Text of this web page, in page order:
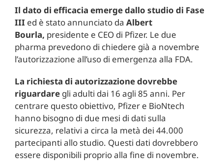
Il dato di efficacia emerge dallo studio di Fase
III ed è stato annunciato da Albert
Bourla, presidente e CEO di Pfizer. Le due
pharma prevedono di chiedere già a novembre
l’autorizzazione all’uso di emergenza alla FDA.
La richiesta di autorizzazione dovrebbe
riguardaregli adulti dai 16 agli 85 anni. Per
centrare questo obiettivo, Pfizer e BioNtech
hanno bisogno di due mesi di dati sulla
sicurezza, relativi a circa la metà dei 44.000
partecipanti allo studio. Questi dati dovrebbero
essere disponibili proprio alla fine di novembre.